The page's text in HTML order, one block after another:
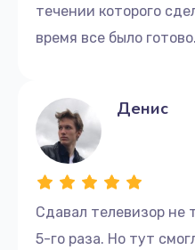
течении которого
время все было
Сдавал телевизор не
5-го раза. Но тут
Денис